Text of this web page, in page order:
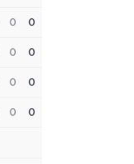
0 0
0 0
0 0
0 0